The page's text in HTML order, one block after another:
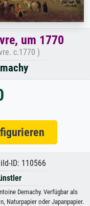
um 1770
c.1770 )
ID: 110566
Demachy. Verfügbar als
Naturpapier oder Japanpapier.